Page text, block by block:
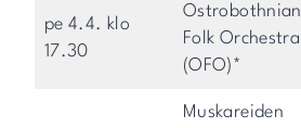
pe 4.4. klo
17.30
Ostrobothnian
Folk Orchestra
(OFO)*
Muskareiden